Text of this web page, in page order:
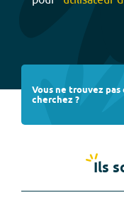
Vous ne trouvez pas
cherchez ?
Ils